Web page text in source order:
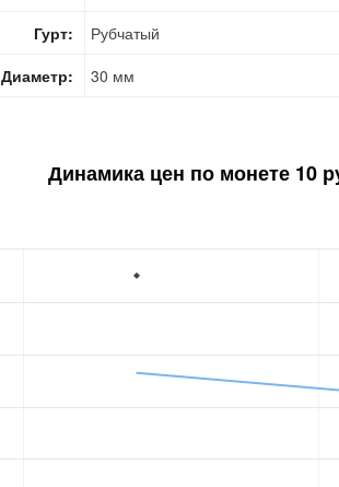
Гурт:
Рубчатый
Диаметр:
30 мм
Динамика цен по монете 10